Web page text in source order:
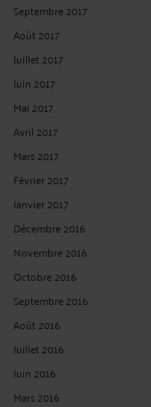
Septembre 2017
Août 2017
Juillet 2017
Juin 2017
Mai 2017
Avril 2017
Mars 2017
Février 2017
Janvier 2017
Décembre 2016
Novembre 2016
Octobre 2016
Septembre 2016
Août 2016
Juillet 2016
Juin 2016
Mars 2016